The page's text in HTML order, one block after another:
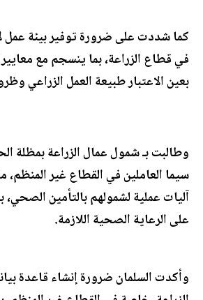
كما شددت على ضرورة توفير بيئة عمل
في قطاع الزراعة، بما ينسجم مع
بعين الاعتبار طبيعة العمل الزراعي
وطالبت بـ شمول عمال الزراعة بمظلة
سيما العاملين في القطاع غير المنظم،
آليات عملية لشمولهم بالتأمين
على الرعاية الصحية اللازمة.
وأكدت السلمان ضرورة إنشاء قاعدة